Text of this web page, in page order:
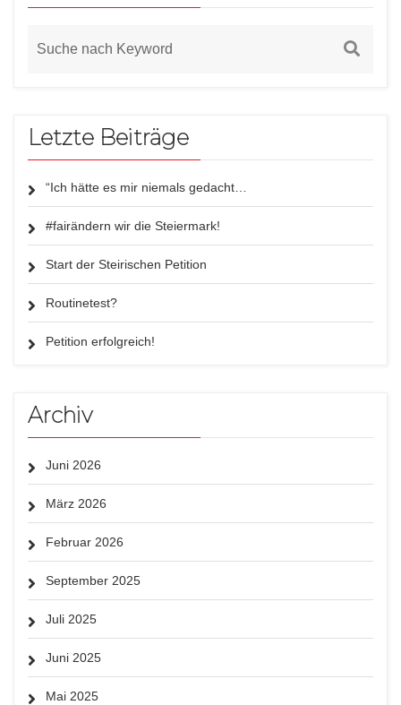
Letzte Beiträge
“Ich hätte es mir niemals gedacht…
#fairändern wir die Steiermark!
Start der Steirischen Petition
Routinetest?
Petition erfolgreich!
Archiv
Juni 2026
März 2026
Februar 2026
September 2025
Juli 2025
Juni 2025
Mai 2025